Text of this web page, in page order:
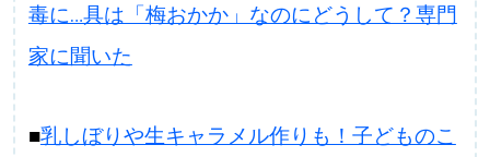
毒に…具は「梅おかか」なのにどうして？専門
家に聞いた
■乳しぼりや生キャラメル作りも！子どものこ